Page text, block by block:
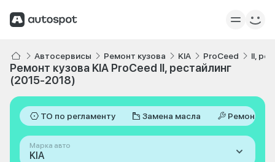
Автосервисы Ремонт кузова KIA ProCeed II,
Ремонт кузова KIA ProCeed II, рестайлинг
(2015-2018)
ТО по регламенту Замена масла Ремонт
Марка авто
KIA